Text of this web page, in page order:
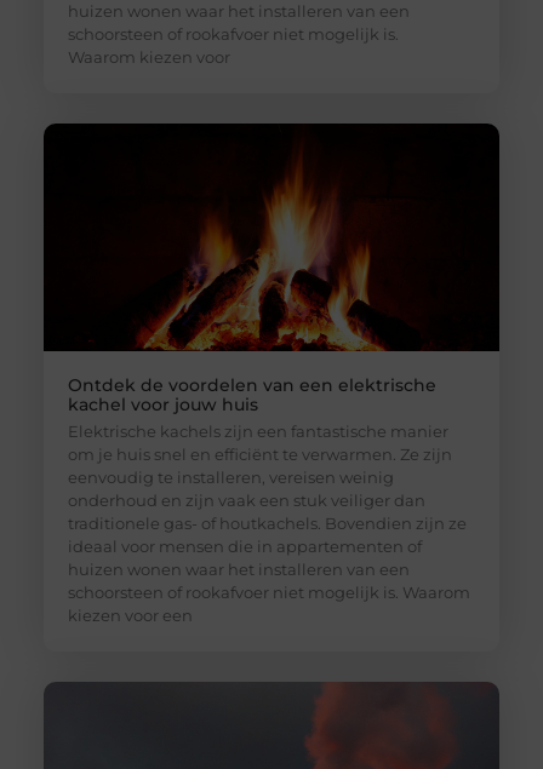
huizen wonen waar het installeren van een
schoorsteen of rookafvoer niet mogelijk is.
Waarom kiezen voor
Ontdek de voordelen van een elektrische
kachel voor jouw huis
Elektrische kachels zijn een fantastische manier
om je huis snel en efficiënt te verwarmen. Ze zijn
eenvoudig te installeren, vereisen weinig
onderhoud en zijn vaak een stuk veiliger dan
traditionele gas- of houtkachels. Bovendien zijn ze
ideaal voor mensen die in appartementen of
huizen wonen waar het installeren van een
schoorsteen of rookafvoer niet mogelijk is. Waarom
kiezen voor een